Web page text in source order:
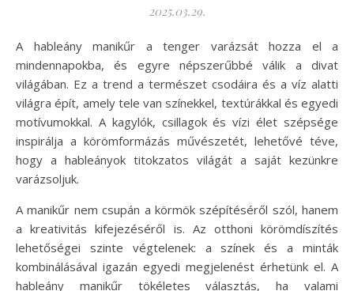
2025.03.29.
A hableány manikűr a tenger varázsát hozza el a
mindennapokba, és egyre népszerűbbé válik a divat
világában. Ez a trend a természet csodáira és a víz alatti
világra épít, amely tele van színekkel, textúrákkal és egyedi
motívumokkal. A kagylók, csillagok és vízi élet szépsége
inspirálja a körömformázás művészetét, lehetővé téve,
hogy a hableányok titokzatos világát a saját kezünkre
varázsoljuk.
A manikűr nem csupán a körmök szépítéséről szól, hanem
a kreativitás kifejezéséről is. Az otthoni körömdíszítés
lehetőségei szinte végtelenek: a színek és a minták
kombinálásával igazán egyedi megjelenést érhetünk el. A
hableány manikűr tökéletes választás, ha valami